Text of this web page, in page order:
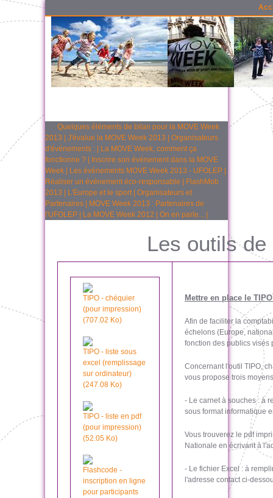
Quelques éléments de bilan pour la MOVE Week
2013
J'évalue la MOVE Week 2013
Organisateurs
d'événements :
La MOVE Week, comment ça
fonctionne ?
Inscrire son événement dans la MOVE
Week
Les événements MOVE Week 2013 - UFOLEP
Réaliser un événement éco-responsable
FlashMob
2013
L'Europe et le sport| Organisateurs et
Partenaires
MOVE Week 2013 : Partenaires de
l'UFOLEP
La MOVE Week 2012 On en parle...
Les outils
TIPO - chéquier
(pour impression)
(707.02 Ko)
TIPO - liste sous
excel (remplissage
sur ordinateur)
(247.08 Ko)
TIPO - liste en pdf
(pour impression)
(52.05 Ko)
Flashcode -
inscription en ligne
pour participants
Mettre en place le
Afin de faciliter la
échelons (Europe,
fonction des publics visés
Concernant l'outil TIPO,
vous propose trois
- Le carnet à souches : à
sous format informatique
Vous trouverez le pdf
Nationale en écrivant à
- Le fichier Excel : à
l'adresse contact ci-